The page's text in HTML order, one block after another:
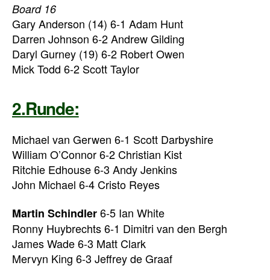
Board 16
Gary Anderson (14) 6-1 Adam Hunt
Darren Johnson 6-2 Andrew Gilding
Daryl Gurney (19) 6-2 Robert Owen
Mick Todd 6-2 Scott Taylor
2.Runde:
Michael van Gerwen 6-1 Scott Darbyshire
William O’Connor 6-2 Christian Kist
Ritchie Edhouse 6-3 Andy Jenkins
John Michael 6-4 Cristo Reyes
Martin Schindler6-5 Ian White
Ronny Huybrechts 6-1 Dimitri van den Bergh
James Wade 6-3 Matt Clark
Mervyn King 6-3 Jeffrey de Graaf